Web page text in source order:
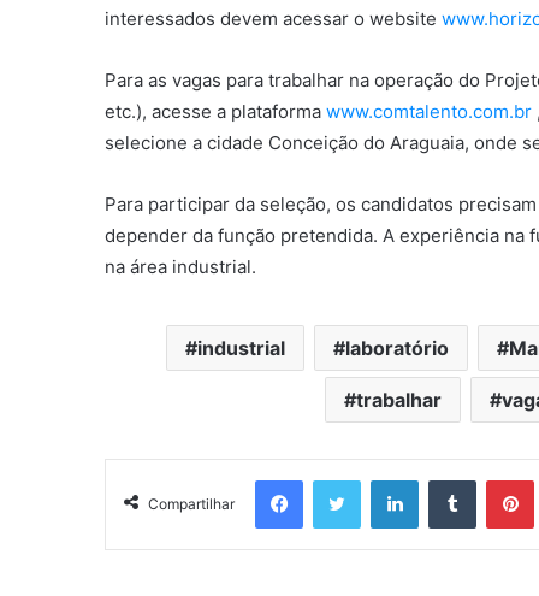
interessados devem acessar o website
Para as vagas para trabalhar na operação do
etc.), acesse a plataforma www.comtalento.com.br
selecione a cidade Conceição do Araguaia, onde
Para participar da seleção, os candidatos
depender da função pretendida. A experiência na
na área industrial.
industrial laboratório
trabalhar
Compartilhar